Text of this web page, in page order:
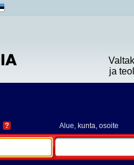
ja
? Alue, kunta, osoite